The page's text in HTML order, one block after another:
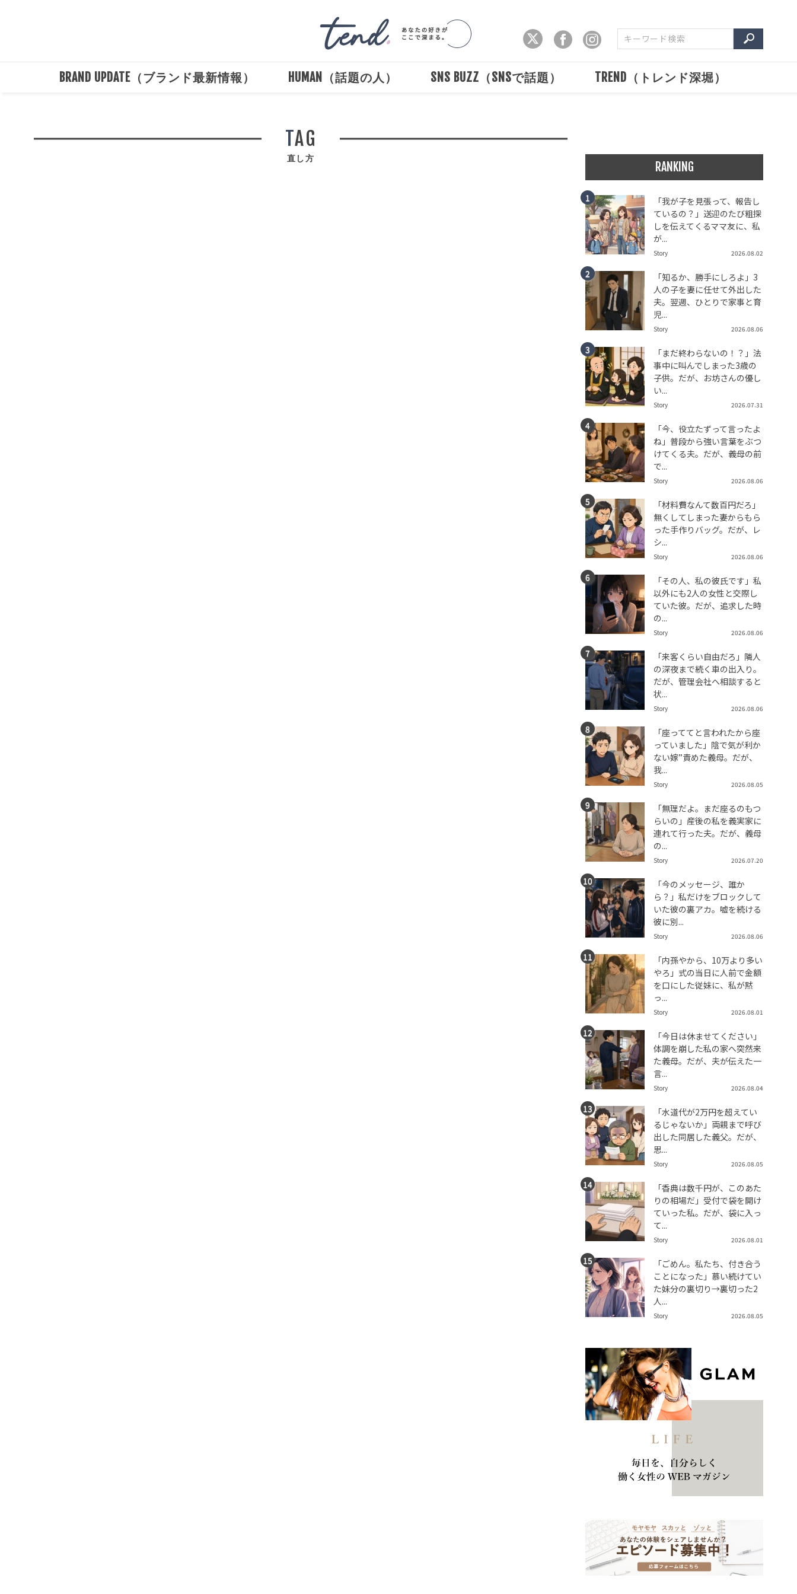
BRAND UPDATE（ブランド最新情報） HUMAN（話題の人） SNS BUZZ（SNSで話題） TREND（トレンド深堀）
Unmute / Loaded:
TAG
直し方
RANKING
「我が子を見張って、報告し
ているの？」送迎のたび粗探
しを伝えてくるママ友に、私
が...
Story 2026.08.02
「知るか、勝手にしろよ」3
人の子を妻に任せて外出した
夫。翌週、ひとりで家事と育
児...
Story 2026.08.06
「まだ終わらないの！？」法
事中に叫んでしまった3歳の
子供。だが、お坊さんの優し
い...
Story 2026.07.31
「今、役立たずって言ったよ
ね」普段から強い言葉をぶつ
けてくる夫。だが、義母の前
で...
Story 2026.08.06
「材料費なんて数百円だろ」
無くしてしまった妻からもら
った手作りバッグ。だが、レ
シ...
Story 2026.08.06
「その人、私の彼氏です」私
以外にも2人の女性と交際し
ていた彼。だが、追求した時
の...
Story 2026.08.06
「来客くらい自由だろ」隣人
の深夜まで続く車の出入り。
だが、管理会社へ相談すると
状...
Story 2026.08.06
「座っててと言われたから座
っていました」陰で気が利か
ない嫁”責めた義母。だが、
我...
Story 2026.08.05
「無理だよ。まだ座るのもつ
らいの」産後の私を義実家に
連れて行った夫。だが、義母
の...
Story 2026.07.20
「今のメッセージ、誰か
ら？」私だけをブロックして
いた彼の裏アカ。嘘を続ける
彼に別...
Story 2026.08.06
「内孫やから、10万より多い
やろ」式の当日に人前で金額
を口にした従妹に、私が黙
っ...
Story 2026.08.01
「今日は休ませてください」
体調を崩した私の家へ突然来
た義母。だが、夫が伝えた一
言...
Story 2026.08.04
「水道代が2万円を超えてい
るじゃないか」両親まで呼び
出した同居した義父。だが、
思...
Story 2026.08.05
「香典は数千円が、このあた
りの相場だ」受付で袋を開け
ていった私。だが、袋に入っ
て...
Story 2026.08.01
「ごめん。私たち、付き合う
ことになった」慕い続けてい
た妹分の裏切り→裏切った2
人...
Story 2026.08.05